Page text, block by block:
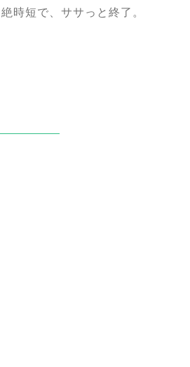
時短で、ササっと終了。